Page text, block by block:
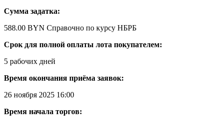
Сумма задатка:
588.00 BYN Справочно по курсу НБРБ
Срок для полной оплаты лота покупателем:
5 рабочих дней
Время окончания приёма заявок:
26 ноября 2025 16:00
Время начала торгов: